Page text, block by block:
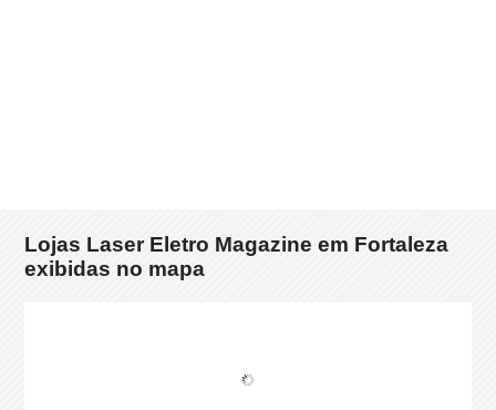
Lojas Laser Eletro Magazine em Fortaleza
exibidas no mapa